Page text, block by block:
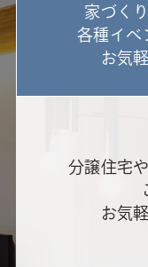
家づく
各種イベ
お気
分譲住宅
お気